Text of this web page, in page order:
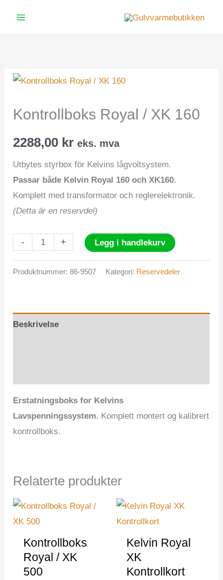
Kontrollboks Royal / XK 160
2288,00 kr eks. mva
Utbytes styrbox för Kelvins lågvoltsystem.
Passar både Kelvin Royal 160 och XK160.
Komplett med transformator och reglerelektronik.
(Detta är en reservdel)
-
Kontrollboks
/
+ Legg i handlekurv
Produktnummer:86-9507 Kategori: Reservedeler
Beskrivelse
Erstatningsboks for Kelvins
Lavspenningssystem. Komplett montert og kalibrert
kontrollboks.
Relaterte produkter
Kontrollboks
Royal / XK
500
Kelvin Royal
XK
Kontrollkort